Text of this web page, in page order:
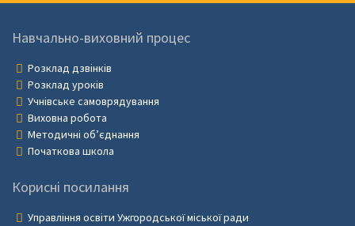
Навчально-виховний процес
Розклад дзвінків
Розклад уроків
Учнівське самоврядування
Виховна робота
Методичні об’єднання
Початкова школа
Корисні посилання
Управління освіти Ужгородської міської ради